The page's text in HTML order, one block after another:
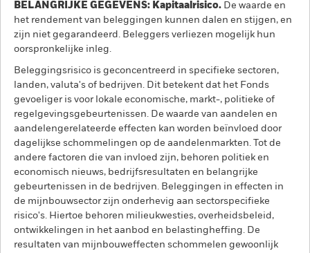
BELANGRIJKE GEGEVENS: Kapitaalrisico. De waarde en
het rendement van beleggingen kunnen dalen en stijgen, en
zijn niet gegarandeerd. Beleggers verliezen mogelijk hun
oorspronkelijke inleg.
Beleggingsrisico is geconcentreerd in specifieke sectoren,
landen, valuta's of bedrijven. Dit betekent dat het Fonds
gevoeliger is voor lokale economische, markt-, politieke of
regelgevingsgebeurtenissen. De waarde van aandelen en
aandelengerelateerde effecten kan worden beïnvloed door
dagelijkse schommelingen op de aandelenmarkten. Tot de
andere factoren die van invloed zijn, behoren politiek en
economisch nieuws, bedrijfsresultaten en belangrijke
gebeurtenissen in de bedrijven. Beleggingen in effecten in
de mijnbouwsector zijn onderhevig aan sectorspecifieke
risico's. Hiertoe behoren milieukwesties, overheidsbeleid,
ontwikkelingen in het aanbod en belastingheffing. De
resultaten van mijnbouweffecten schommelen gewoonlijk